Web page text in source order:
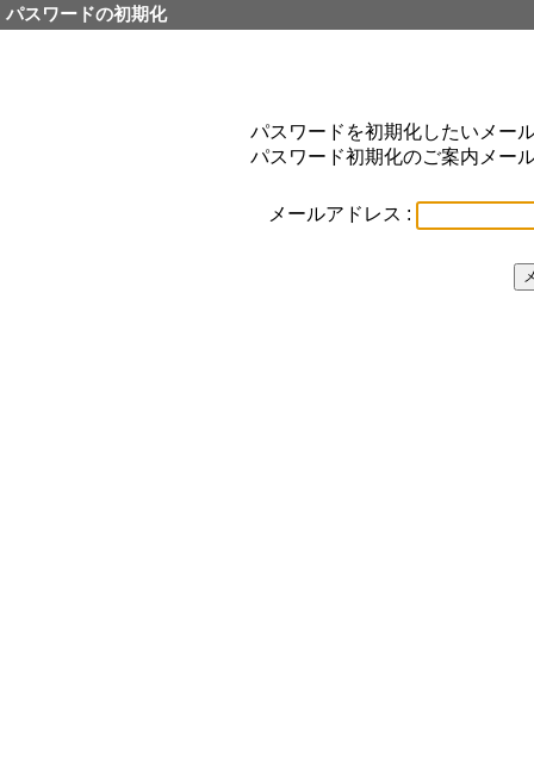
パスワードの初期化
パスワードを初期化したいメー
パスワード初期化のご案内メー
メールアドレス :